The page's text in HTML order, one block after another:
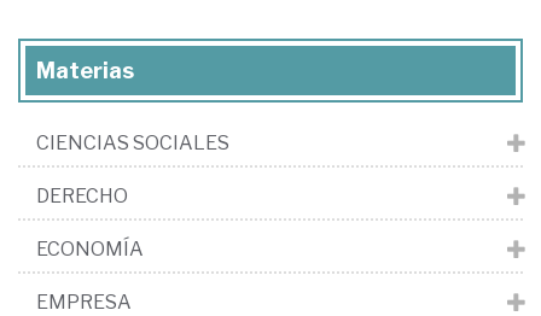
Materias
CIENCIAS SOCIALES
DERECHO
ECONOMÍA
EMPRESA